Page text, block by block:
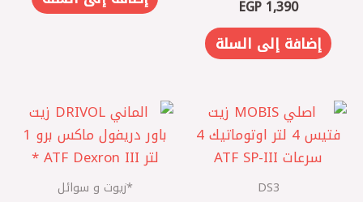
EGP1,390
إضافة إلى السلة
DS3 *زيوت و سوائل